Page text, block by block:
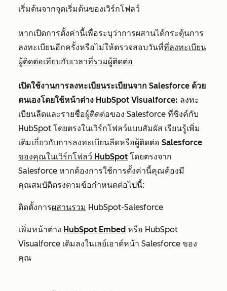
เริ่มต้นจากจุดเริ่มต้นของเวิร์กโฟลว์
หากเปิดการตั้งค่านี้เพื่อระบุว่าการผสานได้กระตุ้นการ
ลงทะเบียนอีกครั้งหรือไม่ให้ตรวจสอบวันที่ที่ลงทะเบียน
ผู้ติดต่อเทียบกับเวลาที่รวมผู้ติดต่อ
เปิดใช้งานการลงทะเบียนระเบียนจาก Salesforce ด้วย
ตนเองโดยใช้หน้าต่าง HubSpot Visualforce: ลงทะ
เบียนลีดและรายชื่อผู้ติดต่อของ Salesforce ที่ซิงค์กับ
HubSpot โดยตรงในเวิร์กโฟลว์แบบสัมผัส เรียนรู้เพิ่ม
เติมเกี่ยวกับการลงทะเบียนลีดหรือผู้ติดต่อ Salesforce
ของคุณในเวิร์กโฟลว์ HubSpot โดยตรงจาก
Salesforce หากต้องการใช้การตั้งค่านี้คุณต้องมี
คุณสมบัติตรงตามข้อกำหนดต่อไปนี้:
ติดตั้งการผสานรวม HubSpot-Salesforce
เพิ่มหน้าต่าง HubSpot Embed หรือ HubSpot
Visualforce เดิมลงในเลย์เอาต์หน้า Salesforce ของ
คุณ